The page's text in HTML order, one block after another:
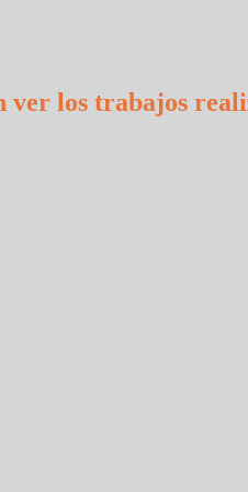
ver los trabajos